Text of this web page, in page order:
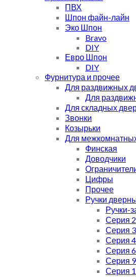
ПВХ
Шпон файн-лайн
Эко Шпон
Bravo
DIY
Евро Шпон
DIY
Фурнитура и прочее
Для раздвижных
Для
Для складных
Звонки
Козырьки
Для
Финская
Доводчики
Цифры
Прочее
Ручки
Ручки-
Серия
Серия
Серия
Серия
Серия
Серия